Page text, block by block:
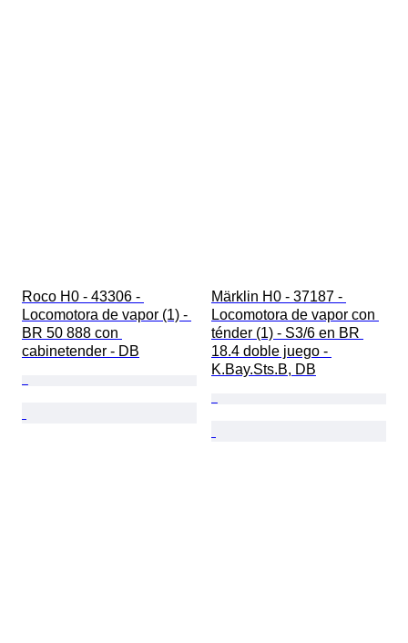
Roco H0 - 43306 -
Locomotora de vapor (1) -
BR 50 888 con
cabinetender - DB
Märklin H0 - 37187 -
Locomotora de vapor con
ténder (1) - S3/6 en BR
18.4 doble juego -
K.Bay.Sts.B, DB